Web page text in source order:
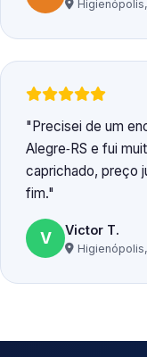
Precisei de um
Alegre‑RS e fui
caprichado, preço
fim.
V Victor T.